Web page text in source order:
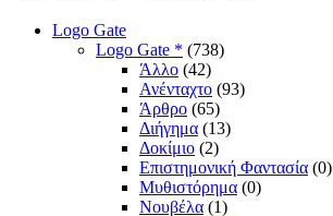
Logo Gate
Logo Gate * (738)
Άλλο (42)
Ανένταχτο (93)
Άρθρο (65)
Διήγημα (13)
Δοκίμιο (2)
Επιστημονική Φαντασία (0)
Μυθιστόρημα (0)
Νουβέλα (1)